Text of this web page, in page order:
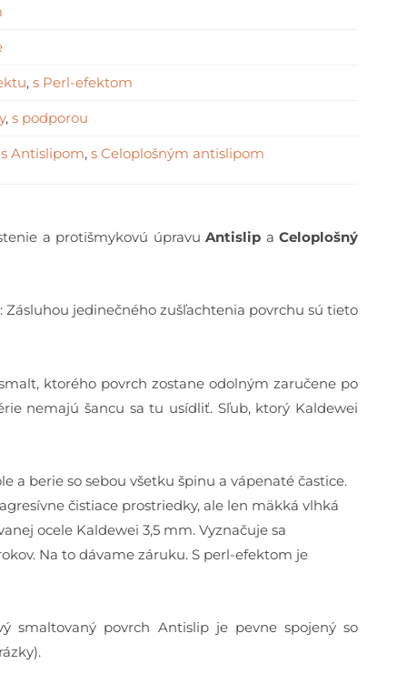
, s Perl-efektom
, s podporou
s Antislipom, s Celoplošným antislipom
a protišmykovú úpravuAntislip aCeloplošný
jedinečného zušľachtenia povrchu sú tieto
ktorého povrch zostane odolným zaručene po
nemajú šancu sa tu usídliť. Sľub, ktorý Kaldewei
a berie so sebou všetku špinu a vápenaté častice.
čistiace prostriedky, ale len mäkká vlhká
ocele Kaldewei 3,5 mm. Vyznačuje sa
Na to dávame záruku. S perl-efektom je
smaltovaný povrch Antislip je pevne spojený so